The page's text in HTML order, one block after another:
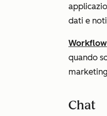
dati e
Workflow
quando
Chat